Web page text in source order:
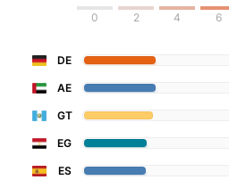
0 2 4 6
DE
AE
GT
EG
ES